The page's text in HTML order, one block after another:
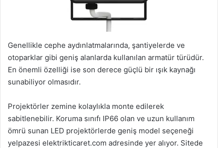
Genellikle cephe aydınlatmalarında, şantiyelerde ve
otoparklar gibi geniş alanlarda kullanılan armatür türüdür.
En önemli özelliği ise son derece güçlü bir ışık kaynağı
sunabiliyor olmasıdır.
Projektörler zemine kolaylıkla monte edilerek
sabitlenebilir. Koruma sınıfı IP66 olan ve uzun kullanım
ömrü sunan LED projektörlerde geniş model seçeneği
yelpazesi elektrikticaret.com adresinde yer alıyor. Sitede